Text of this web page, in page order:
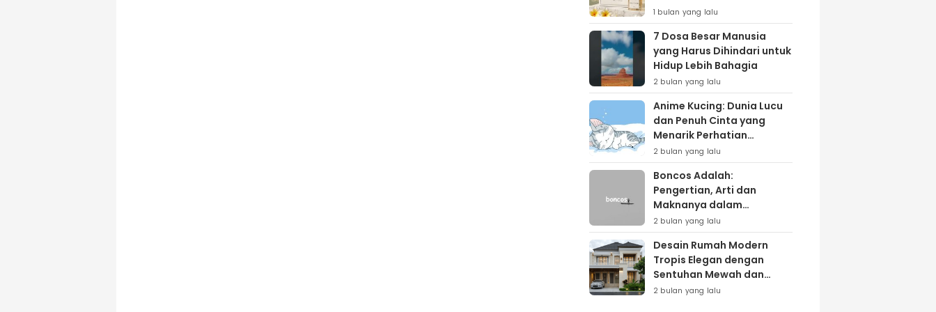
Lewat Varian ‘Daily Bliss’
1 bulan yang lalu
7 Dosa Besar Manusia
yang Harus Dihindari untuk
Hidup Lebih Bahagia
2 bulan yang lalu
Anime Kucing: Dunia Lucu
dan Penuh Cinta yang
Menarik Perhatian
Penggemar
2 bulan yang lalu
Boncos Adalah:
Pengertian, Arti dan
Maknanya dalam
Kehidupan Sehari-hari
2 bulan yang lalu
Desain Rumah Modern
Tropis Elegan dengan
Sentuhan Mewah dan
Natural
2 bulan yang lalu